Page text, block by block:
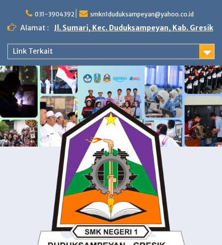
content
031-3904392 smkn1duduksampeyan@yahoo.co.id
Alamat : Jl. Sumari, Kec. Duduksampeyan, Kab. Gresik
Link Terkait